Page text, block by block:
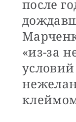
после
«из-за